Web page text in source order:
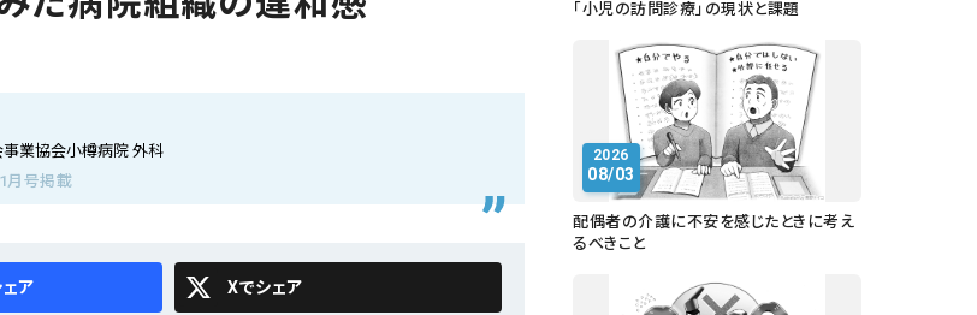
業協会小樽病院 外科
月号掲載
X
「小児の訪問診療」の現状と課題
2026
08/03
配偶者の介護に不安を感じたときに考え
るべきこと